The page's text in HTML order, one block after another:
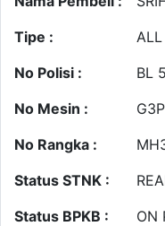
Tipe :
ALL
No Polisi :
BL
No Mesin :
No Rangka :
Status STNK :
Status BPKB :
ON